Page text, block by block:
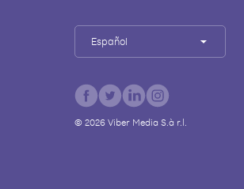
Español
© 2026Viber Media S.à r.l.